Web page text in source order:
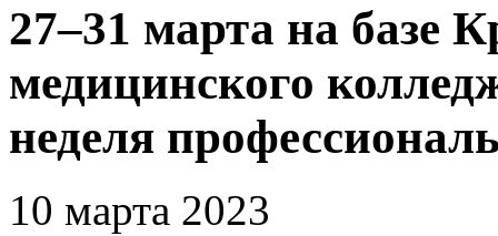
27–31 марта на базе
медицинского
неделя
10 марта 2023